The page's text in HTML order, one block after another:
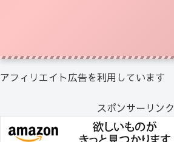
アフィリエイト広告を利用しています
スポンサーリンク